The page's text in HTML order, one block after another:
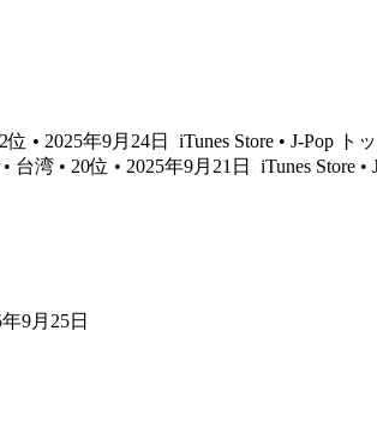
位 • 2025年9月24日 iTunes Store • J-Pop ト
台湾 • 20位 • 2025年9月21日 iTunes Store
9月25日